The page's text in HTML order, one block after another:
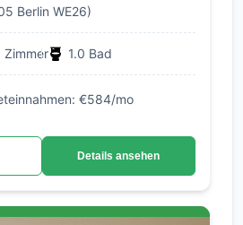
Berlin WE26)
Zimmer 1.0 Bad
€584/mo
Details ansehen